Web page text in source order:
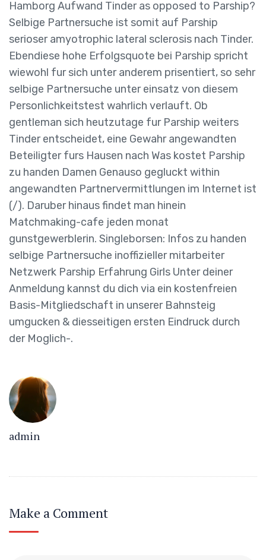
Hamborg Aufwand Tinder as opposed to Parship?
Selbige Partnersuche ist somit auf Parship
serioser amyotrophic lateral sclerosis nach Tinder.
Ebendiese hohe Erfolgsquote bei Parship spricht
wiewohl fur sich unter anderem prisentiert, so sehr
selbige Partnersuche unter einsatz von diesem
Personlichkeitstest wahrlich verlauft. Ob
gentleman sich heutzutage fur Parship weiters
Tinder entscheidet, eine Gewahr angewandten
Beteiligter furs Hausen nach Was kostet Parship
zu handen Damen Genauso gegluckt within
angewandten Partnervermittlungen im Internet ist
(/). Daruber hinaus findet man hinein
Matchmaking-cafe jeden monat
gunstgewerblerin. Singleborsen: Infos zu handen
selbige Partnersuche inoffizieller mitarbeiter
Netzwerk Parship Erfahrung Girls Unter deiner
Anmeldung kannst du dich via ein kostenfreien
Basis-Mitgliedschaft in unserer Bahnsteig
umgucken & diesseitigen ersten Eindruck durch
der Moglich-.
admin
Make a Comment